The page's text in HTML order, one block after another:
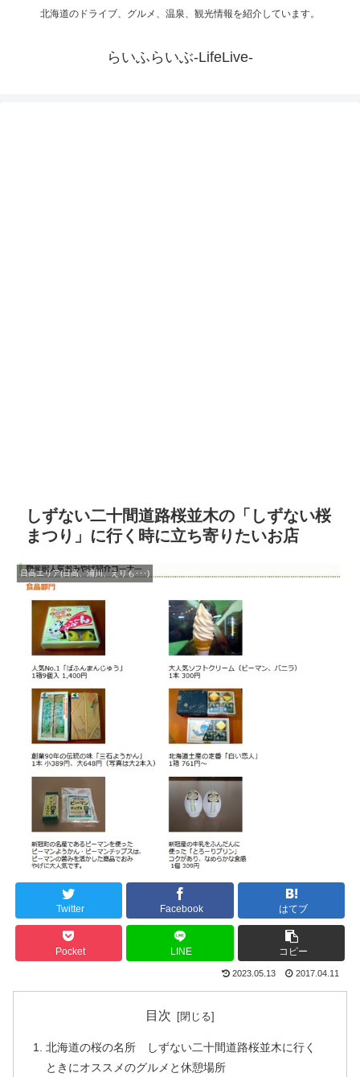
北海道のドライブ、グルメ、温泉、観光情報を紹介しています。
らいふらいぶ-LifeLive-
しずない二十間道路桜並木の「しずない桜
まつり」に行く時に立ち寄りたいお店
日高エリア(日高、浦川、えりも･･･)
Twitter Facebook はてブ
Pocket LINE コピー
2023.05.13 2017.04.11
目次
北海道の桜の名所 しずない二十間道路桜並木に行く
ときにオススメのグルメと休憩場所